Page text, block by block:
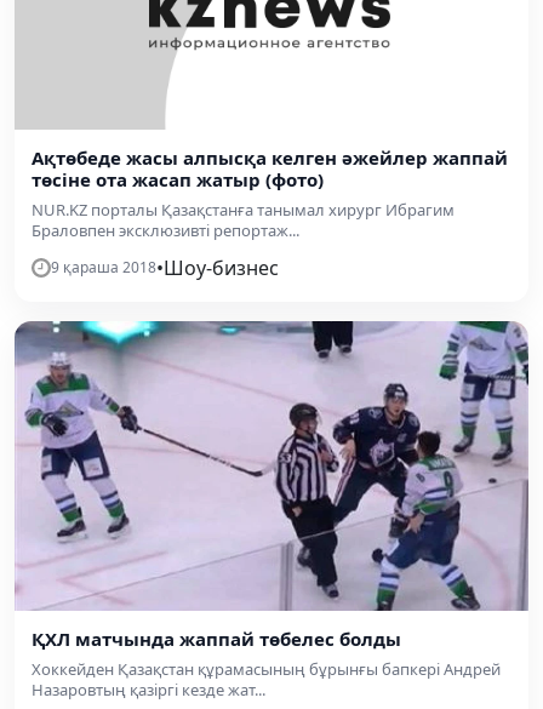
Ақтөбеде жасы алпысқа келген әжейлер жаппай
төсіне ота жасап жатыр (фото)
NUR.KZ порталы Қазақстанға танымал хирург Ибрагим
Браловпен эксклюзивті репортаж...
9 қараша 2018•Шоу-бизнес
ҚХЛ матчында жаппай төбелес болды
Хоккейден Қазақстан құрамасының бұрынғы бапкері Андрей
Назаровтың қазіргі кезде жат...